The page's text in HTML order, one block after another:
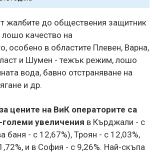
жалбите до обществения защитник
лошо качество на
особено в областите Плевен, Варна,
и Шумен - тежък режим, лошо
вода, бавно отстраняване на
и др.
цените на ВиК операторите са
увеличения в Кърджали - с
баня - с 12,67%), Троян - с 12,03%,
и в София - с 9,26%. Най-скъпа